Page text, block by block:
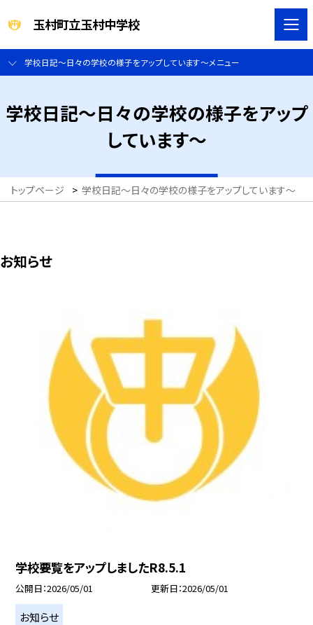
玉村町立玉村中学校
学校日記～日々の学校の様子をアップしています～メニュー
学校日記～日々の学校の様子をアップ
しています～
トップページ > 学校日記～日々の学校の様子をアップしています～
お知らせ
学校要覧をアップしましたR8.5.1
公開日 2026/05/01 更新日 2026/05/01
お知らせ